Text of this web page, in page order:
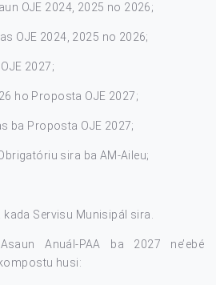
OJE 2024, 2025 no 2026;
OJE 2024, 2025 no 2026;
2027;
ho Proposta OJE 2027;
ba Proposta OJE 2027;
sira ba AM-Aileu;
Servisu Munisipál sira.
Anuál-PAA ba 2027 ne’ebé
husi: